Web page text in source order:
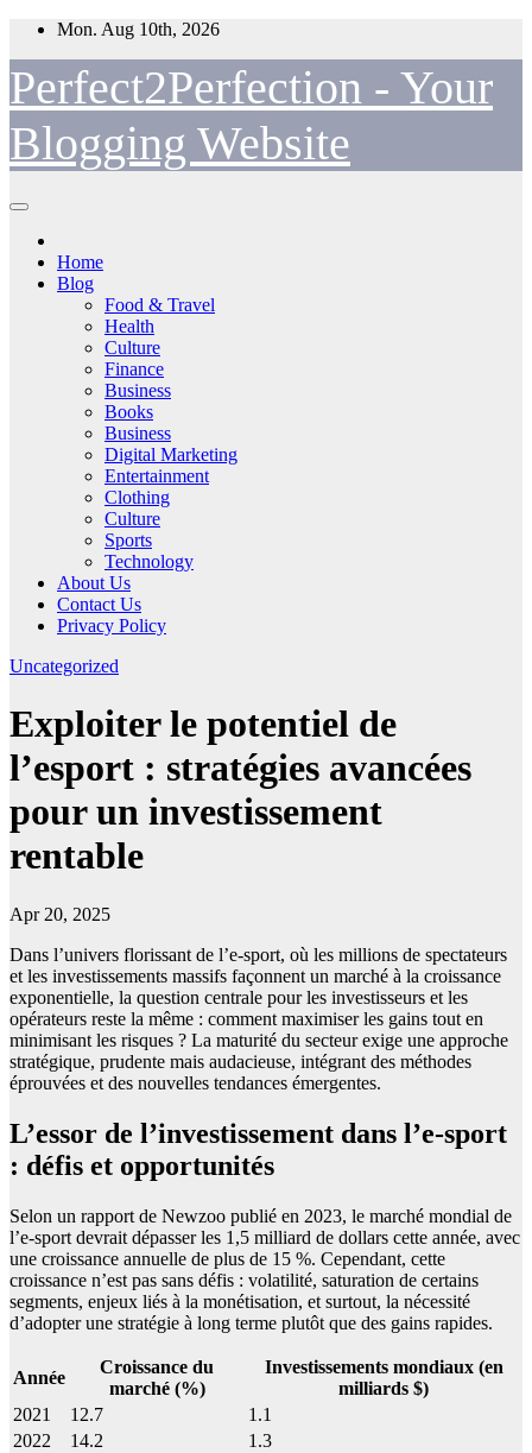
Skip
content
Mon. Aug 10th, 2026
Perfect2Perfection - Your
Blogging Website
Home
Blog
Food & Travel
Health
Culture
Finance
Business
Books
Business
Digital Marketing
Entertainment
Clothing
Culture
Sports
Technology
About Us
Contact Us
Privacy Policy
Uncategorized
Exploiter le potentiel de
l’esport : stratégies avancées
pour un investissement
rentable
Apr 20, 2025
Dans l’univers florissant de l’e-sport, où les millions de spectateurs
et les investissements massifs façonnent un marché à la croissance
exponentielle, la question centrale pour les investisseurs et les
opérateurs reste la même : comment maximiser les gains tout en
minimisant les risques ? La maturité du secteur exige une approche
stratégique, prudente mais audacieuse, intégrant des méthodes
éprouvées et des nouvelles tendances émergentes.
L’essor de l’investissement dans l’e-sport
: défis et opportunités
Selon un rapport de Newzoo publié en 2023, le marché mondial de
l’e-sport devrait dépasser les 1,5 milliard de dollars cette année, avec
une croissance annuelle de plus de 15 %. Cependant, cette
croissance n’est pas sans défis : volatilité, saturation de certains
segments, enjeux liés à la monétisation, et surtout, la nécessité
d’adopter une stratégie à long terme plutôt que des gains rapides.
Année
Croissance du
marché (%)
Investissements mondiaux (en
milliards $)
2021
12.7
1.1
2022
14.2
1.3